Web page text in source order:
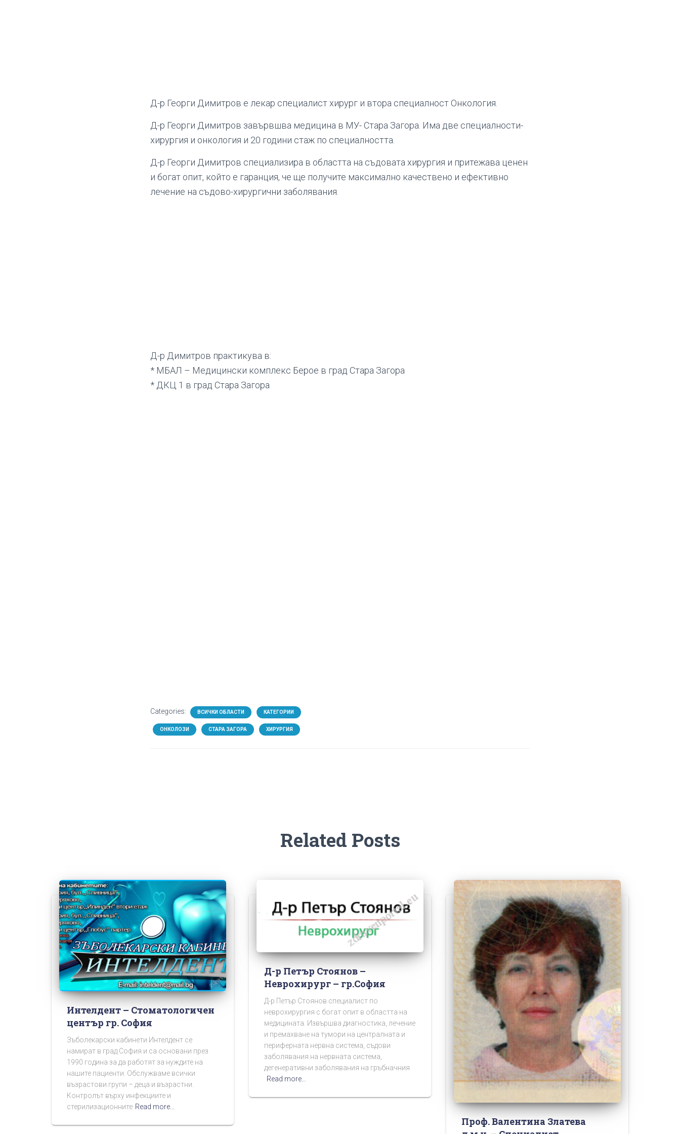
Д-р Георги Димитров е лекар специалист хирург и втора специалност Онкология.
Д-р Георги Димитров завървшва медицина в МУ- Стара Загора. Има две специалности-
хирургия и онкология и 20 години стаж по специалността.
Д-р Георги Димитров специализира в областта на съдовата хирургия и притежава ценен
и богат опит, който е гаранция, че ще получите максимално качествено и ефективно
лечение на съдово-хирургични заболявания.
Д-р Димитров практикува в:
* МБАЛ – Медицински комплекс Берое в град Стара Загора
* ДКЦ 1 в град Стара Загора
Categories: ВСИЧКИ ОБЛАСТИ КАТЕГОРИИ
ОНКОЛОЗИ СТАРА ЗАГОРА ХИРУРГИЯ
Related Posts
Интелдент – Стоматологичен
център гр. София
Зъболекарски кабинети Интелдент се
намират в град София и са основани през
1990 година за да работят за нуждите на
нашите пациенти. Обслужваме всички
възрастови групи – деца и възрастни.
Контролът върху инфекциите и
стерилизационните Read more…
Д-р Петър Стоянов –
Неврохирург – гр.София
Д-р Петър Стоянов специалист по
неврохирургия с богат опит в областта на
медицината. Извършва диагностика, лечение
и премахване на тумори на централната и
периферната нервна система, съдови
заболявания на нервната система,
дегенеративни заболявания на гръбначния
Read more…
Проф. Валентина Златева